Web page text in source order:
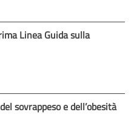
Linea Guida sulla
sovrappeso e dell’obesità